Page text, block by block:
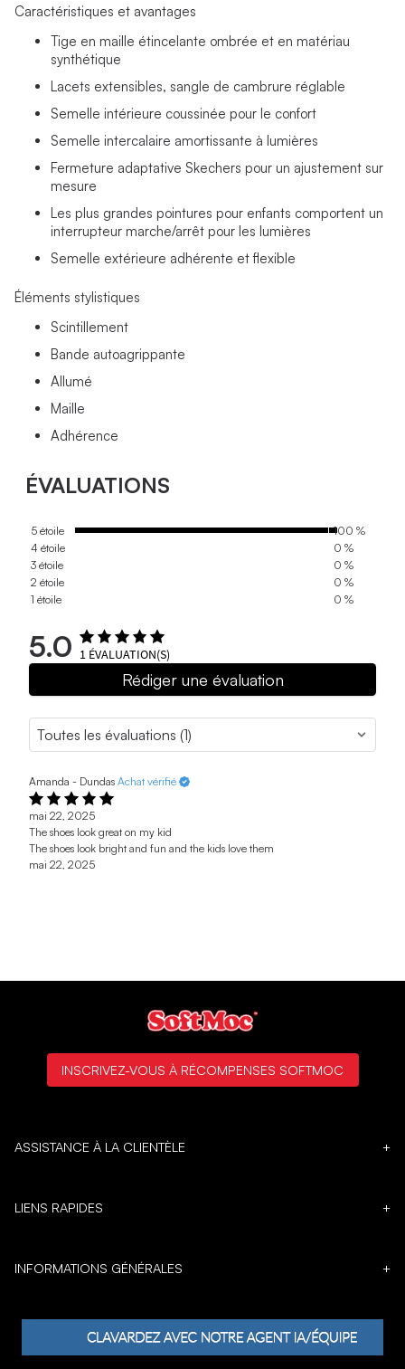
Caractéristiques et avantages
Tige en maille étincelante ombrée et en matériau
synthétique
Lacets extensibles, sangle de cambrure réglable
Semelle intérieure coussinée pour le confort
Semelle intercalaire amortissante à lumières
Fermeture adaptative Skechers pour un ajustement sur
mesure
Les plus grandes pointures pour enfants comportent un
interrupteur marche/arrêt pour les lumières
Semelle extérieure adhérente et flexible
Éléments stylistiques
Scintillement
Bande autoagrippante
Allumé
Maille
Adhérence
ÉVALUATIONS
5 étoile
100 %
4 étoile
0 %
3 étoile
0 %
2 étoile
0 %
1 étoile
0 %
5.0 1 ÉVALUATION(S)
Rédiger une évaluation
Amanda - Dundas Achat vérifié
mai 22, 2025
The shoes look great on my kid
The shoes look bright and fun and the kids love them
mai 22, 2025
ASSISTANCE À LA CLIENTÈLE +
LIENS RAPIDES +
INFORMATIONS GÉNÉRALES +
INSCRIVEZ-VOUS À RÉCOMPENSES SOFTMOC